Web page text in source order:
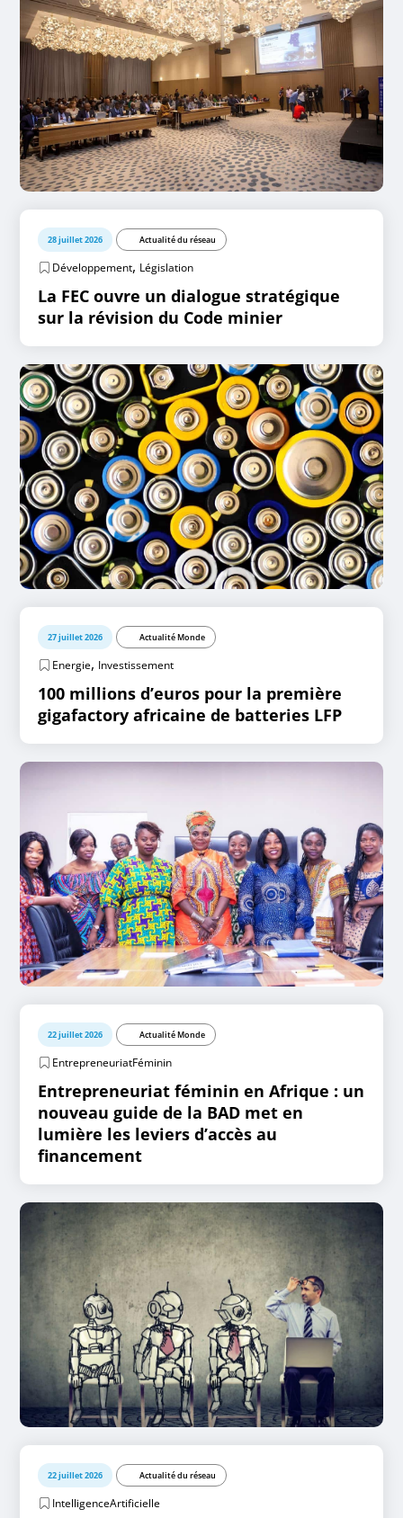
28 juillet 2026 Actualité du réseau
Développement, Législation
La FEC ouvre un dialogue stratégique
sur la révision du Code minier
27 juillet 2026 Actualité Monde
Energie, Investissement
100 millions d’euros pour la première
gigafactory africaine de batteries LFP
22 juillet 2026 Actualité Monde
EntrepreneuriatFéminin
Entrepreneuriat féminin en Afrique : un
nouveau guide de la BAD met en
lumière les leviers d’accès au
financement
22 juillet 2026 Actualité du réseau
IntelligenceArtificielle